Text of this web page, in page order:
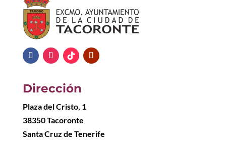
Dirección
Plaza del Cristo, 1
38350 Tacoronte
Santa Cruz de Tenerife